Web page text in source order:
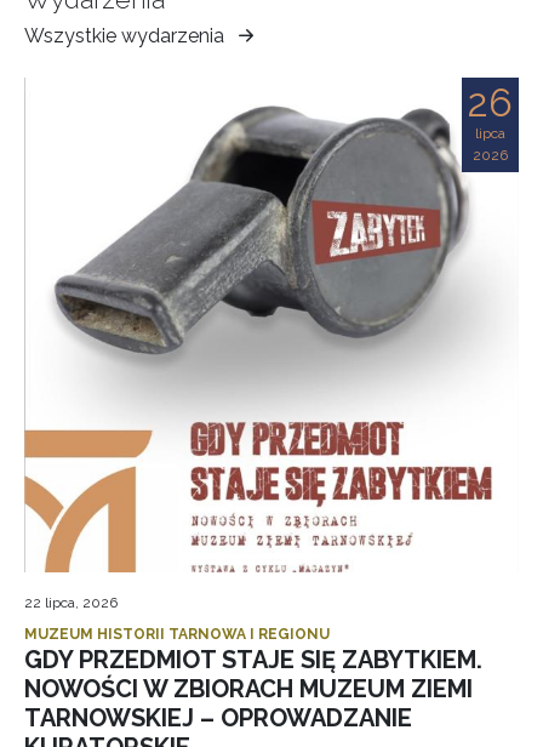
Wszystkie wydarzenia
Muzeum
Ziemi
26
lipca
2026
22 lipca, 2026
MUZEUM HISTORII TARNOWA I REGIONU
GDY PRZEDMIOT STAJE SIĘ ZABYTKIEM.
NOWOŚCI W ZBIORACH MUZEUM ZIEMI
TARNOWSKIEJ – OPROWADZANIE